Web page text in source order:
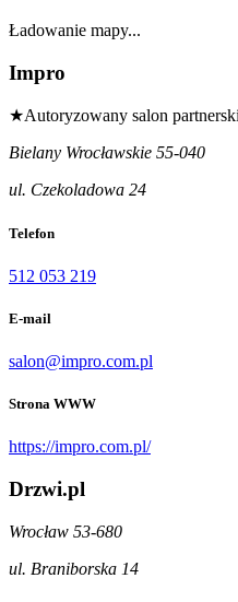
Ładowanie mapy...
Impro
★Autoryzowany salon
Bielany Wrocławskie 55-040
ul. Czekoladowa 24
Telefon
512 053 219
E-mail
salon@impro.com.pl
Strona WWW
https://impro.com.pl/
Drzwi.pl
Wrocław 53-680
ul. Braniborska 14